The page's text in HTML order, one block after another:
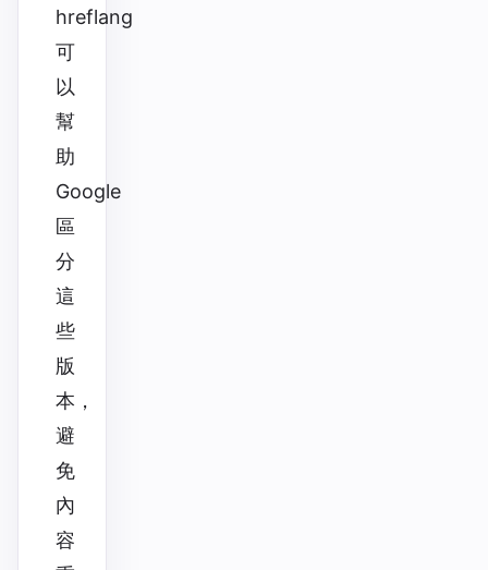
hreflang
可
以
幫
助
Google
區
分
這
些
版
本，
避
免
內
容